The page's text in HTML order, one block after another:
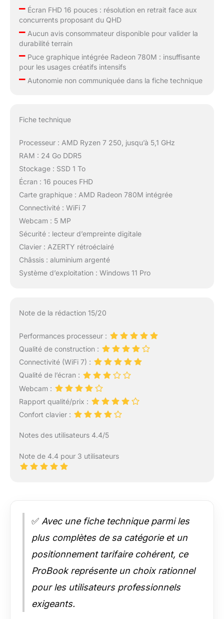
–Écran FHD 16 pouces : résolution en retrait face aux
concurrents proposant du QHD
–Aucun avis consommateur disponible pour valider la
durabilité terrain
–Puce graphique intégrée Radeon 780M : insuffisante
pour les usages créatifs intensifs
–Autonomie non communiquée dans la fiche technique
Fiche technique
Processeur : AMD Ryzen 7 250, jusqu’à 5,1 GHz
RAM : 24 Go DDR5
Stockage : SSD 1 To
Écran : 16 pouces FHD
Carte graphique : AMD Radeon 780M intégrée
Connectivité : WiFi 7
Webcam : 5 MP
Sécurité : lecteur d’empreinte digitale
Clavier : AZERTY rétroéclairé
Châssis : aluminium argenté
Système d’exploitation : Windows 11 Pro
Note de la rédaction 15/20
Performances processeur :
Qualité de construction :
Connectivité (WiFi 7) :
Qualité de l’écran :
Webcam :
Rapport qualité/prix :
Confort clavier :
Notes des utilisateurs 4.4/5
Note de 4.4 pour 3 utilisateurs
✅ Avec une fiche technique parmi les
plus complètes de sa catégorie et un
positionnement tarifaire cohérent, ce
ProBook représente un choix rationnel
pour les utilisateurs professionnels
exigeants.